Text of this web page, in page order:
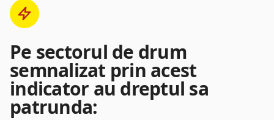
Pe sectorul de drum
semnalizat prin acest
indicator au dreptul sa
patrunda: